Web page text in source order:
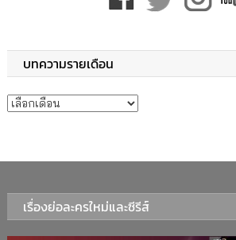
บทความรายเดือน
บทความรายเดือน
เรื่องย่อละครใหม่และซีรีส์